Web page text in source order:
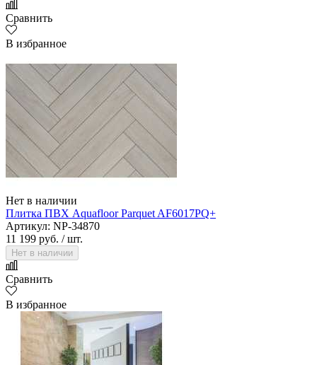
Сравнить
В избранное
Нет в наличии
Плитка ПВХ Aquafloor Parquet AF6017PQ+
Артикул: NP-34870
11 199 руб. / шт.
Нет в наличии
Сравнить
В избранное